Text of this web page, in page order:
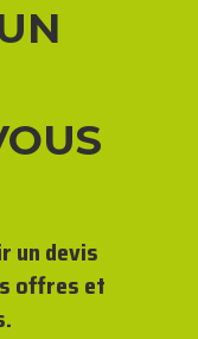
un devis
offres et